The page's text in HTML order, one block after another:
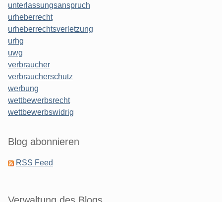
unterlassungsanspruch
urheberrecht
urheberrechtsverletzung
urhg
uwg
verbraucher
verbraucherschutz
werbung
wettbewerbsrecht
wettbewerbswidrig
Blog abonnieren
RSS Feed